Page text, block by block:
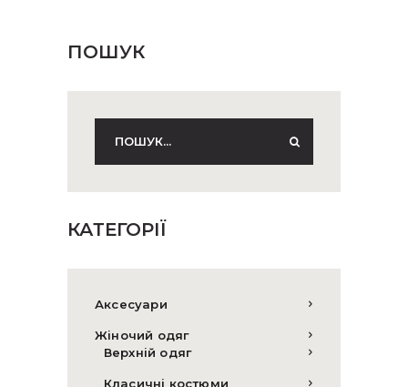
ПОШУК
КАТЕГОРІЇ
Аксесуари
Жіночий одяг
Верхній одяг
Класичні костюми